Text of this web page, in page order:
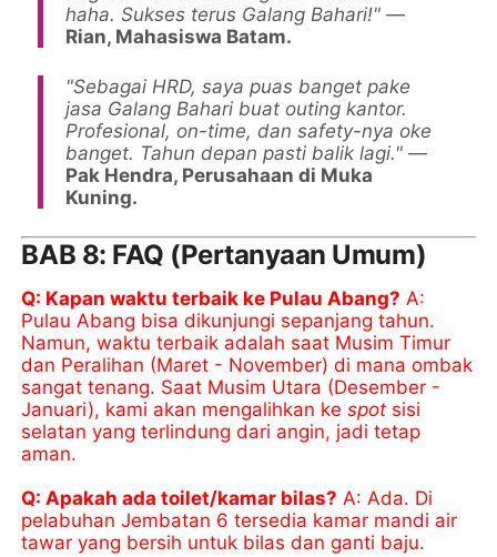
haha. Sukses terus Galang Bahari!" —
Rian, Mahasiswa Batam.
"Sebagai HRD, saya puas banget pake
jasa Galang Bahari buat outing kantor.
Profesional, on-time, dan safety-nya oke
banget. Tahun depan pasti balik lagi." —
Pak Hendra, Perusahaan di Muka
Kuning.
BAB 8: FAQ (Pertanyaan Umum)
Q: Kapan waktu terbaik ke Pulau Abang? A:
Pulau Abang bisa dikunjungi sepanjang tahun.
Namun, waktu terbaik adalah saat Musim Timur
dan Peralihan (Maret - November) di mana ombak
sangat tenang. Saat Musim Utara (Desember -
Januari), kami akan mengalihkan kespot sisi
selatan yang terlindung dari angin, jadi tetap
aman.
Q: Apakah ada toilet/kamar bilas? A: Ada. Di
pelabuhan Jembatan 6 tersedia kamar mandi air
tawar yang bersih untuk bilas dan ganti baju.